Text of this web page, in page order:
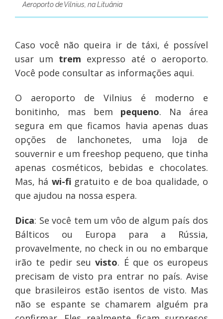
Aeroporto de Vilnius, na Lituânia
Caso você não queira ir de táxi, é possível
usar um trem expresso até o aeroporto.
Você pode consultar as informações aqui.
O aeroporto de Vilnius é moderno e
bonitinho, mas bem pequeno. Na área
segura em que ficamos havia apenas duas
opções de lanchonetes, uma loja de
souvernir e um freeshop pequeno, que tinha
apenas cosméticos, bebidas e chocolates.
Mas, há wi-figratuito e de boa qualidade, o
que ajudou na nossa espera.
Dica: Se você tem um vôo de algum país dos
Bálticos ou Europa para a Rússia,
provavelmente, no check in ou no embarque
irão te pedir seuvisto. É que os europeus
precisam de visto pra entrar no país. Avise
que brasileiros estão isentos de visto. Mas
não se espante se chamarem alguém pra